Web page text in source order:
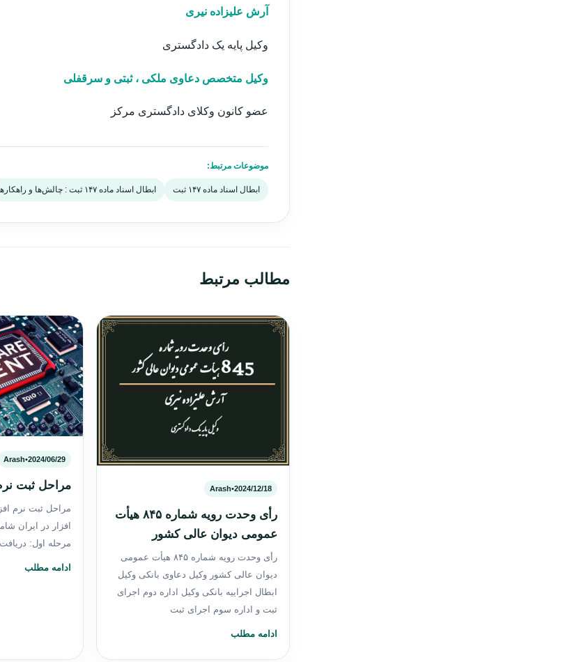
آرش علیزاده نیری
وکیل پایه یک دادگستری
وکیل متخصص دعاوی ملکی ، ثبتی و سرقفلی
عضو کانون وکلای دادگستری مرکز
موضوعات مرتبط:
ابطال اسناد ماده ۱۴۷ ثبت ابطال اسناد ماده ۱۴۷ ثبت : چالش‌ها و راهکارها
مطالب مرتبط
2024/12/18
•
Arash
رأی وحدت رویه شماره ۸۴۵ هیأت
عمومی دیوان عالی کشور
رأی وحدت رویه شماره ۸۴۵ هیأت عمومی
دیوان عالی کشور وکیل دعاوی بانکی وکیل
ابطال اجراییه بانکی وکیل اداره دوم اجرای
ثبت و اداره سوم اجرای ثبت
ادامه مطلب
2024/06/29
•
Arash
مراحل ثبت
مراحل ثبت نرم
افزار در ایران
مرحله اول:
ادامه مطلب